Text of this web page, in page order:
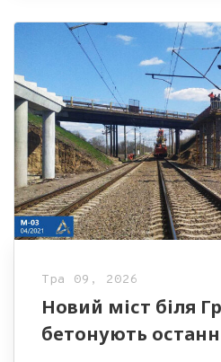
Тра 09, 2026
Новий міст біля
бетонують